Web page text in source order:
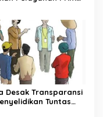
Desak Transparansi
Tuntas